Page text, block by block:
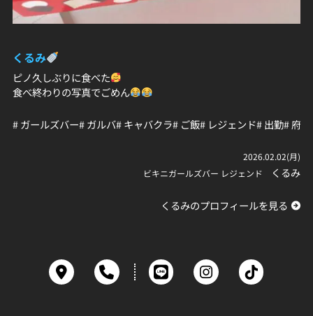
くるみ
ピノ久しぶりに食べた
食べ終わりの写真でごめん
# ガールズバー# ガルバ# キャバクラ# ご飯# レジェンド# 出勤# 府中
2026.02.02(月)
ビキニガールズバー レジェンド
くるみ
くるみのプロフィールを見る